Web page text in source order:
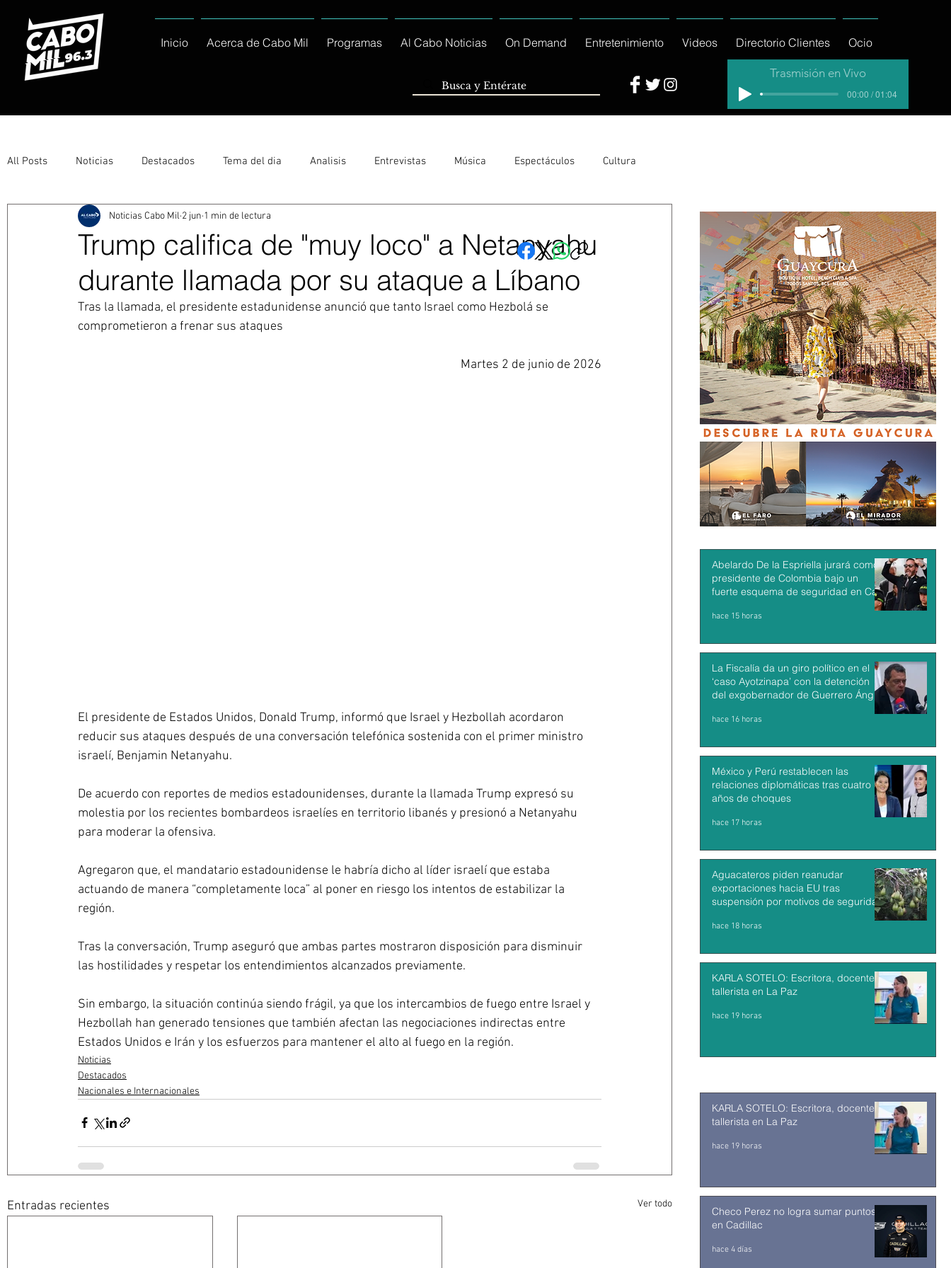
Inicio Acerca de Cabo Mil Programas Al Cabo Noticias On Demand Entretenimiento Videos Directorio Clientes Ocio
Trasmisión en Vivo
00:00 / 01:04
All Posts Noticias Destacados Tema del dia Analisis Entrevistas Música Espectáculos Cultura
Entérate Deportes La buena del día
Ayuntamiento de Los Cabos Informa Nacionales e Internacionales Columnas Locales Los Cabos
Trump califica de "muy loco" a Netanyahu
durante llamada por su ataque a Líbano
Noticias Cabo Mil 2 jun 1 min de lectura
Tras la llamada, el presidente estadunidense anunció que tanto Israel como Hezbolá se
comprometieron a frenar sus ataques
Martes 2 de junio de 2026
El presidente de Estados Unidos, Donald Trump, informó que Israel y Hezbollah acordaron
reducir sus ataques después de una conversación telefónica sostenida con el primer ministro
israelí, Benjamin Netanyahu.
De acuerdo con reportes de medios estadounidenses, durante la llamada Trump expresó su
molestia por los recientes bombardeos israelíes en territorio libanés y presionó a Netanyahu
para moderar la ofensiva.
Agregaron que, el mandatario estadounidense le habría dicho al líder israelí que estaba
actuando de manera “completamente loca” al poner en riesgo los intentos de estabilizar la
región.
Tras la conversación, Trump aseguró que ambas partes mostraron disposición para disminuir
las hostilidades y respetar los entendimientos alcanzados previamente.
Sin embargo, la situación continúa siendo frágil, ya que los intercambios de fuego entre Israel y
Hezbollah han generado tensiones que también afectan las negociaciones indirectas entre
Estados Unidos e Irán y los esfuerzos para mantener el alto al fuego en la región.
Noticias
Destacados
Nacionales e Internacionales
Entradas recientes Ver todo
Abelardo De la Espriella jurará como
presidente de Colombia bajo un
fuerte esquema de seguridad en Cali
hace 15 horas
La Fiscalía da un giro político en el
‘caso Ayotzinapa’ con la detención
del exgobernador de Guerrero Ángel
hace 16 horas
México y Perú restablecen las
relaciones diplomáticas tras cuatro
años de choques
hace 17 horas
Aguacateros piden reanudar
exportaciones hacia EU tras
suspensión por motivos de seguridad
hace 18 horas
KARLA SOTELO: Escritora, docente y
tallerista en La Paz
hace 19 horas
KARLA SOTELO: Escritora, docente y
tallerista en La Paz
hace 19 horas
Checo Perez no logra sumar puntos
en Cadillac
hace 4 días